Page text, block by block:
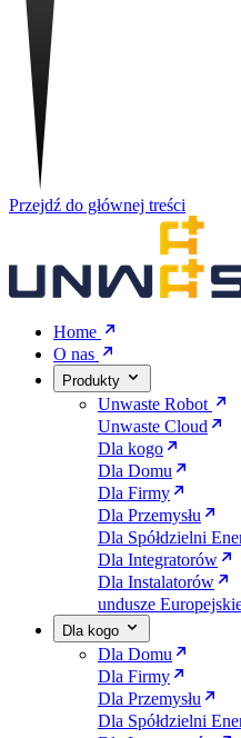
Przejdź do głównej treści
Home
O nas
Produkty
Unwaste Robot
Unwaste Cloud
Dla kogo
Dla Domu
Dla Firmy
Dla Przemysłu
Dla Spółdzielni
Dla Integratorów
Dla Instalatorów
undusze
Dla kogo
Dla Domu
Dla Firmy
Dla Przemysłu
Dla Spółdzielni